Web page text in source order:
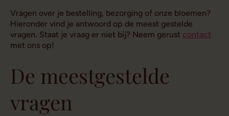
Vragen over je bestelling, bezorging of onze bloemen?
Hieronder vind je antwoord op de meest gestelde
vragen. Staat je vraag er niet bij? Neem gerust contact
met ons op!
De meestgestelde
vragen